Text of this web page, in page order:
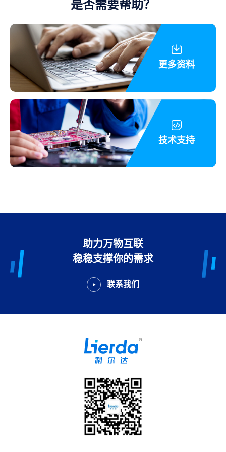
是否需要帮助？
更多资料
技术支持
助力万物互联
稳稳支撑你的需求
联系我们